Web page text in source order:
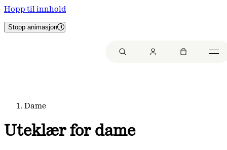
Hopp til innhold
Stopp animasjon
Dame
Uteklær for dame